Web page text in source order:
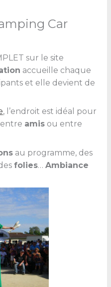
Car
sur le site
accueille chaque
et elle devient de
, l’endroit est idéal pour
amis ou entre
au programme, des
folies…Ambiance